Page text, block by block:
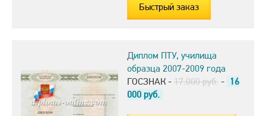
Быстрый заказ
Диплом ПТУ, училища
образца 2007-2009 года
ГОСЗНАК - 17.000 руб. - 16
000 руб.